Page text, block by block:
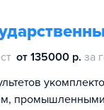
от 135000 р. за
промышленными